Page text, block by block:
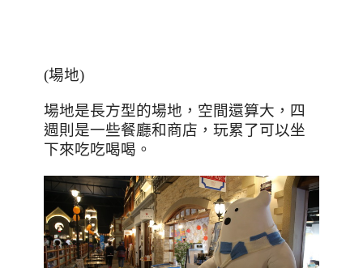
(場地)
場地是長方型的場地，空間還算大，四
週則是一些餐廳和商店，玩累了可以坐
下來吃吃喝喝。